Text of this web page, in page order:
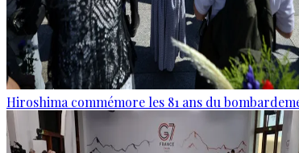
Hiroshima commémore les 81 ans du